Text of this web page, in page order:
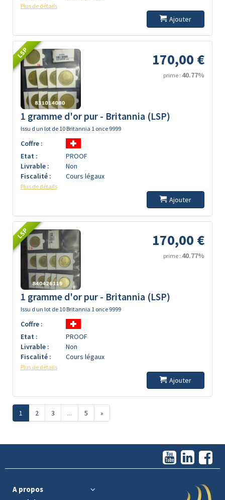
Plus de détails
Ajouter
LSP 170,00 €
prime : 40.77%
1 gramme d'or pur - Britannia (LSP)
Issu d un lot de 10 Britannia 1 once 9999
Coffre :
Etat :
PROOF
Livrable :
Non
Fiscalité :
Cours légaux
Plus de détails
Ajouter
LSP 170,00 €
prime : 40.77%
1 gramme d'or pur - Britannia (LSP)
Issu d un lot de 10 Britannia 1 once 9999
Coffre :
Etat :
PROOF
Livrable :
Non
Fiscalité :
Cours légaux
Plus de détails
Ajouter
1 2 3 ... 5 »
A propos